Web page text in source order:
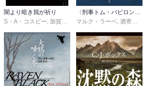
地理的に重要な情報戦略の要衝的にあった
たないアイスランドの国には各国の出先機関
も重要な国とされていたのだそうである。
その時代、ソ連のコミュニズムに希望を求
行動に本書は焦点を当てる。一方の現代で
グルデュル=オーリ、エレンボルクという三
が、それぞれにプライベートな悩みを抱え
闇より暗き我が祈り
S・A・コスビー 加賀山卓朗
マルク・ラーベ 酒寄進一